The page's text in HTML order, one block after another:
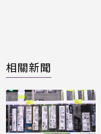
相關新聞